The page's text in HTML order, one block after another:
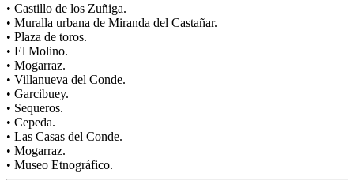
• Castillo de los Zuñiga.
• Muralla urbana de Miranda del Castañar.
• Plaza de toros.
• El Molino.
• Mogarraz.
• Villanueva del Conde.
• Garcibuey.
• Sequeros.
• Cepeda.
• Las Casas del Conde.
• Mogarraz.
• Museo Etnográfico.